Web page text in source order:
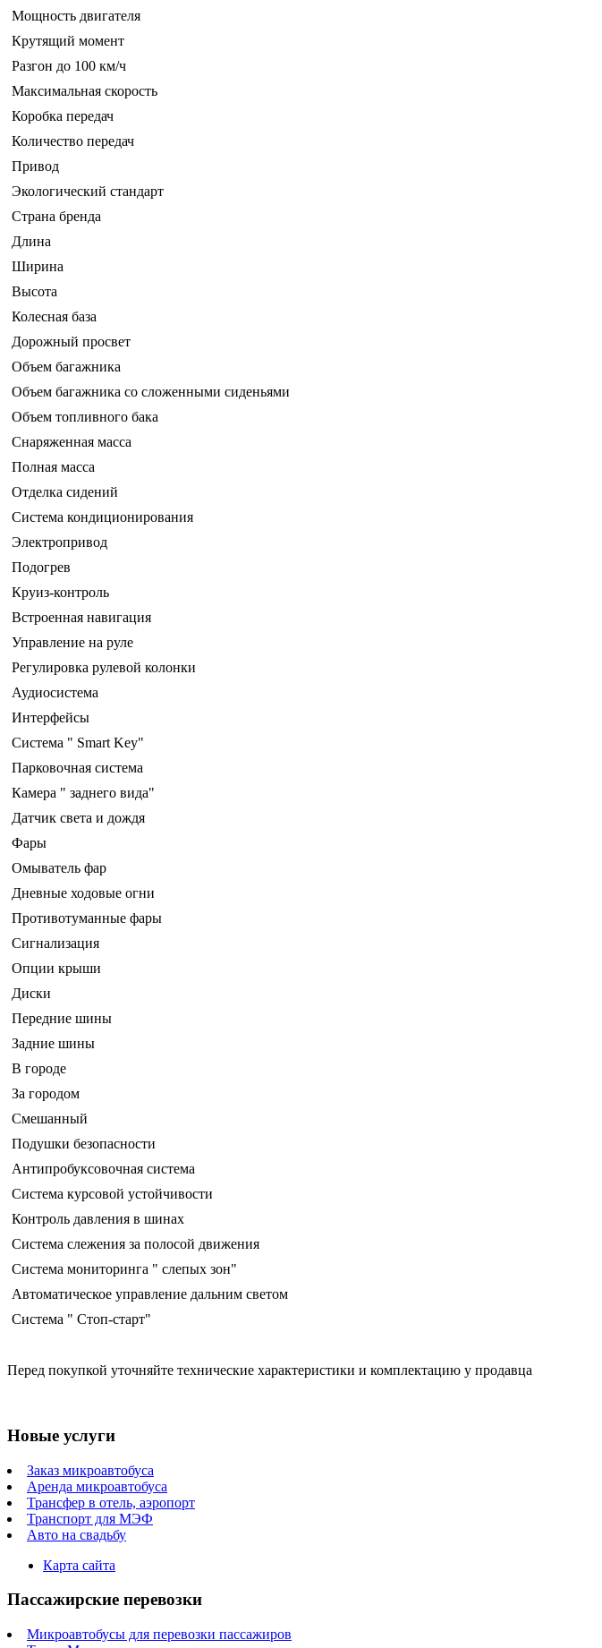
Мощность двигателя
Крутящий момент
Разгон до 100 км/ч
Максимальная скорость
Коробка передач
Количество передач
Привод
Экологический стандарт
Страна бренда
Длина
Ширина
Высота
Колесная база
Дорожный просвет
Объем багажника
Объем багажника со сложенными сиденьями
Объем топливного бака
Снаряженная масса
Полная масса
Отделка сидений
Система кондиционирования
Электропривод
Подогрев
Круиз-контроль
Встроенная навигация
Управление на руле
Регулировка рулевой колонки
Аудиосистема
Интерфейсы
Система " Smart Key"
Парковочная система
Камера " заднего вида"
Датчик света и дождя
Фары
Омыватель фар
Дневные ходовые огни
Противотуманные фары
Сигнализация
Опции крыши
Диски
Передние шины
Задние шины
В городе
За городом
Смешанный
Подушки безопасности
Антипробуксовочная система
Система курсовой устойчивости
Контроль давления в шинах
Система слежения за полосой движения
Система мониторинга " слепых зон"
Автоматическое управление дальним светом
Система " Стоп-старт"
Перед покупкой уточняйте технические характеристики и комплектацию у продавца
Новые услуги
Заказ микроавтобуса
Аренда микроавтобуса
Трансфер в отель, аэропорт
Транспорт для МЭФ
Авто на свадьбу
Карта сайта
Пассажирские перевозки
Микроавтобусы для перевозки пассажиров